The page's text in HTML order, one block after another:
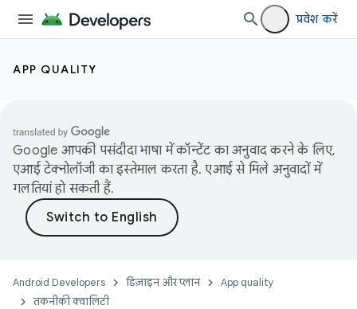
प्रवेश करें
APP QUALITY
Google आपकी पसंदीदा भाषा में कॉन्टेंट का अनुवाद करने के लिए,
एआई टेक्नोलॉजी का इस्तेमाल करता है. एआई से मिले अनुवादों में
गलतियां हो सकती हैं.
Android Developers डिज़ाइन और प्लान
App quality
तकनीकी क्वालिटी